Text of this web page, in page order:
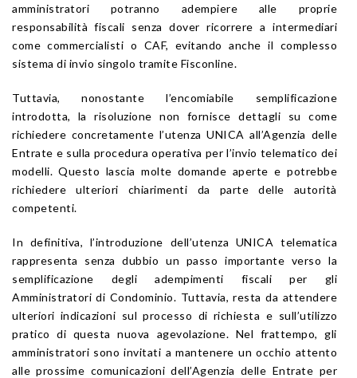
amministratori potranno adempiere alle proprie
responsabilità fiscali senza dover ricorrere a intermediari
come commercialisti o CAF, evitando anche il complesso
sistema di invio singolo tramite Fisconline.
Tuttavia, nonostante l’encomiabile semplificazione
introdotta, la risoluzione non fornisce dettagli su come
richiedere concretamente l’utenza UNICA all’Agenzia delle
Entrate e sulla procedura operativa per l’invio telematico dei
modelli. Questo lascia molte domande aperte e potrebbe
richiedere ulteriori chiarimenti da parte delle autorità
competenti.
In definitiva, l’introduzione dell’utenza UNICA telematica
rappresenta senza dubbio un passo importante verso la
semplificazione degli adempimenti fiscali per gli
Amministratori di Condominio. Tuttavia, resta da attendere
ulteriori indicazioni sul processo di richiesta e sull’utilizzo
pratico di questa nuova agevolazione. Nel frattempo, gli
amministratori sono invitati a mantenere un occhio attento
alle prossime comunicazioni dell’Agenzia delle Entrate per